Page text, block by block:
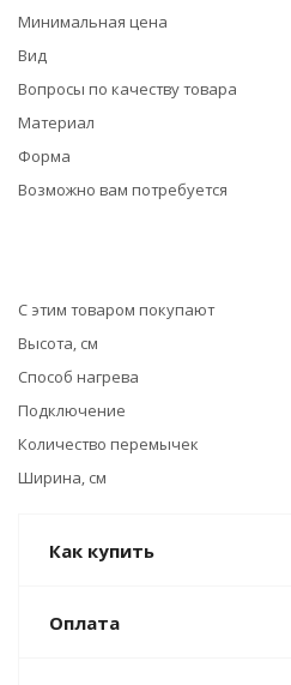
Минимальная цена
Вид
Вопросы по качеству товара
Материал
Форма
Возможно вам потребуется
С этим товаром покупают
Высота, см
Способ нагрева
Подключение
Количество перемычек
Ширина, см
Как купить
Оплата